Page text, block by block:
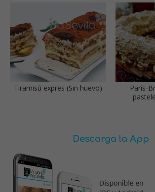
Tiramisú expres (Sin huevo)
París-
Descarga la App